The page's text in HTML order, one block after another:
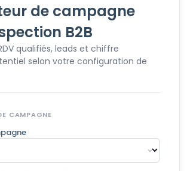
de campagne
B2B
qualifiés, leads et chiffre
selon votre configuration de
CAMPAGNE